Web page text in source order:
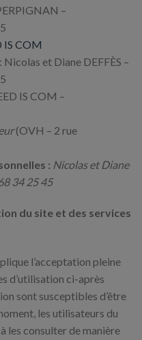
–
IS COM
: Nicolas et Diane DEFFÈS –
IS COM –
(OVH – 2 rue
: Nicolas et Diane
34 25 45
du site et des services
l’acceptation pleine
d’utilisation ci-après
sont susceptibles d’être
les utilisateurs du
les consulter de manière